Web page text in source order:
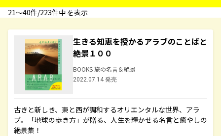
21〜40件/223件中 を表示
生きる知恵を授かるアラブのことばと
絶景１００
BOOKS 旅の名言＆絶景
2022.07.14 発売
古きと新しき、東と西が調和するオリエンタルな世界、アラ
ブ。「地球の歩き方」が贈る、人生を輝かせる名言と癒やしの
絶景集！